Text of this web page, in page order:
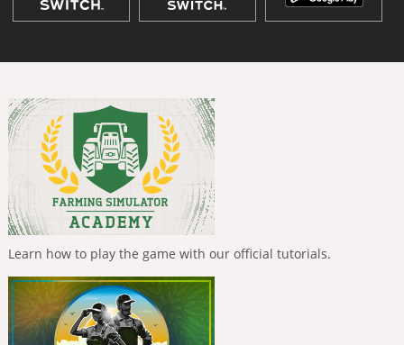
Learn how to play the game with our official tutorials.